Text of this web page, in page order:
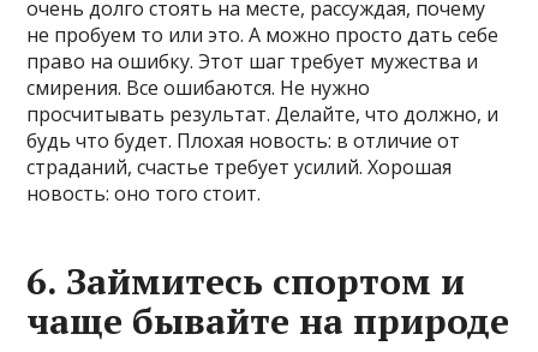
очень долго стоять на месте, рассуждая, почему
не пробуем то или это. А можно просто дать себе
право на ошибку. Этот шаг требует мужества и
смирения. Все ошибаются. Не нужно
просчитывать результат. Делайте, что должно, и
будь что будет. Плохая новость: в отличие от
страданий, счастье требует усилий. Хорошая
новость: оно того стоит.
6. Займитесь спортом и
чаще бывайте на природе